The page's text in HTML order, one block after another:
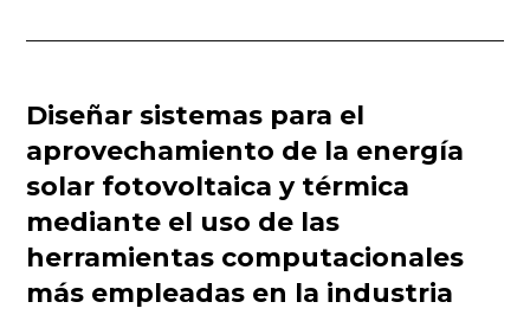
Diseñar sistemas para el
aprovechamiento de la energía
solar fotovoltaica y térmica
mediante el uso de las
herramientas computacionales
más empleadas en la industria